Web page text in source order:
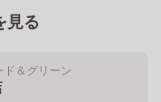
見る
ド＆グリーン